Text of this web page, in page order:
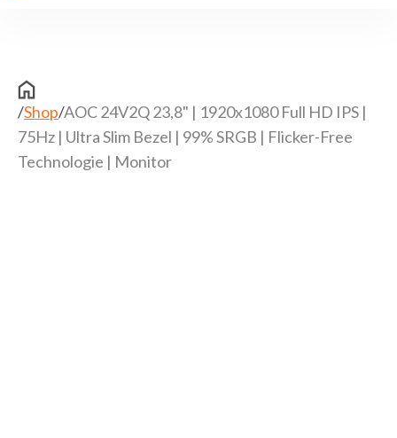
/Shop/AOC 24V2Q 23,8" | 1920x1080 Full HD IPS |
75Hz | Ultra Slim Bezel | 99% SRGB | Flicker-Free
Technologie | Monitor